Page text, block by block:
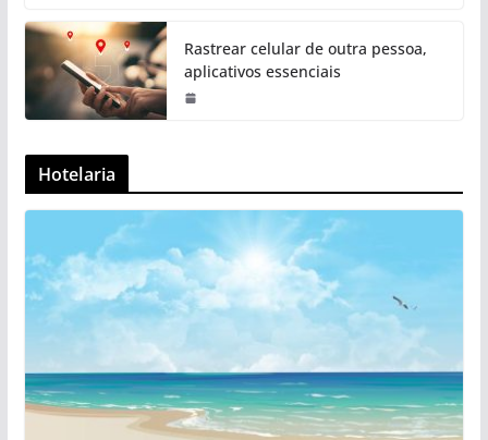
Rastrear celular de outra pessoa,
aplicativos essenciais
Hotelaria